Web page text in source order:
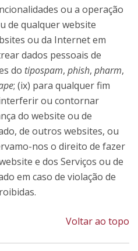
ou a operação
de qualquer website
ou da Internet em
dados pessoais de
do tipospam, phish, pharm,
; (ix) para qualquer fim
ou contornar
do website ou de
de outros websites, ou
nos o direito de fazer
e dos Serviços ou de
em caso de violação de
Voltar ao topo